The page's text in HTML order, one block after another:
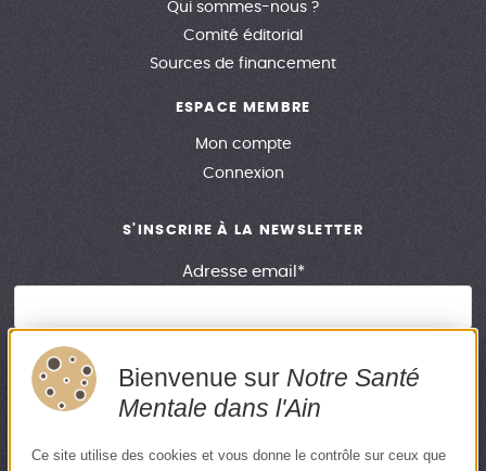
Qui sommes-nous ?
Comité éditorial
Sources de financement
ESPACE MEMBRE
Mon compte
Connexion
S'INSCRIRE À LA NEWSLETTER
Adresse email*
En renseignant votre adresse email, vous acceptez de recevoir
notre newsletter. Si vous souhaitez vous désinscrire, merci de
Bienvenue sur Notre Santé
Mentale dans l'Ain
Ce site utilise des cookies et vous donne le contrôle sur ceux que